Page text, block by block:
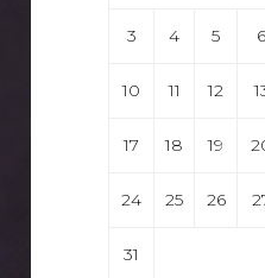
3 4 5 6
10 11 12
17 18 19
24 25 26
31